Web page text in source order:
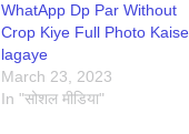
WhatApp Dp Par Without
Crop Kiye Full Photo Kaise
lagaye
March 23, 2023
In "सोशल मीडिया"